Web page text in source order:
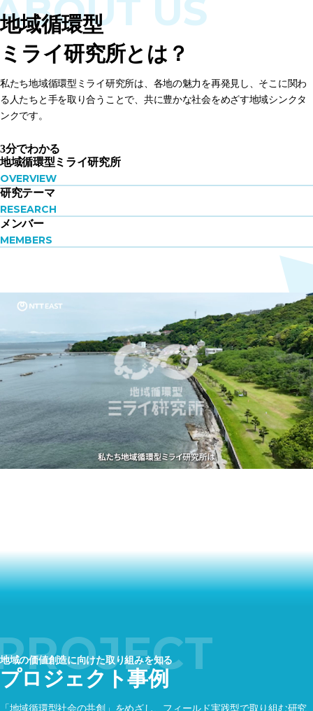
US
地域循環型
ミライ研究所とは？
私たち地域循環型ミライ研究所は、各地の魅力を再発見し、そこに関わ
る人たちと手を取り合うことで、共に豊かな社会をめざす地域シンクタ
ンクです。
3分でわかる
地域循環型ミライ研究所
OVERVIEW
研究テーマ
RESEARCH
メンバー
MEMBERS
地域の価値創造に向けた取り組みを知る
プロジェクト事例
「地域循環型社会の共創」をめざし、 フィールド実践型で取り組む研究